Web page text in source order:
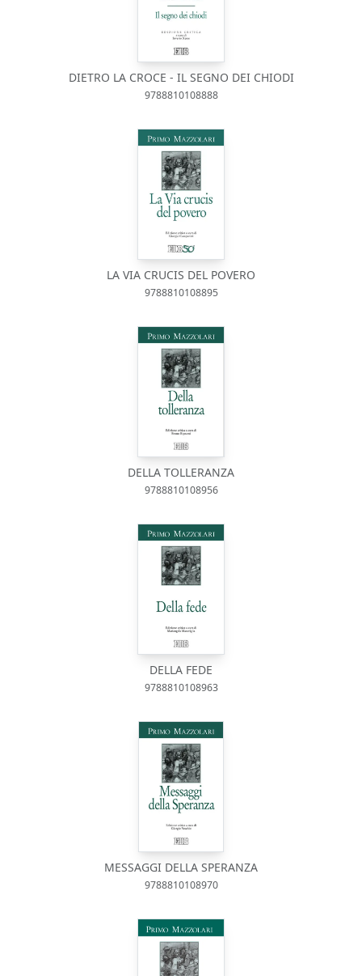
DIETRO LA CROCE - IL SEGNO DEI CHIODI
9788810108888
LA VIA CRUCIS DEL POVERO
9788810108895
DELLA TOLLERANZA
9788810108956
DELLA FEDE
9788810108963
MESSAGGI DELLA SPERANZA
9788810108970